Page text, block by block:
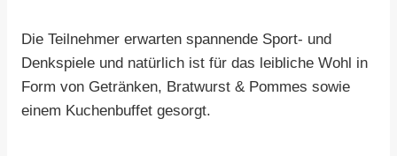
Die Teilnehmer erwarten spannende Sport- und
Denkspiele und natürlich ist für das leibliche Wohl in
Form von Getränken, Bratwurst & Pommes sowie
einem Kuchenbuffet gesorgt.